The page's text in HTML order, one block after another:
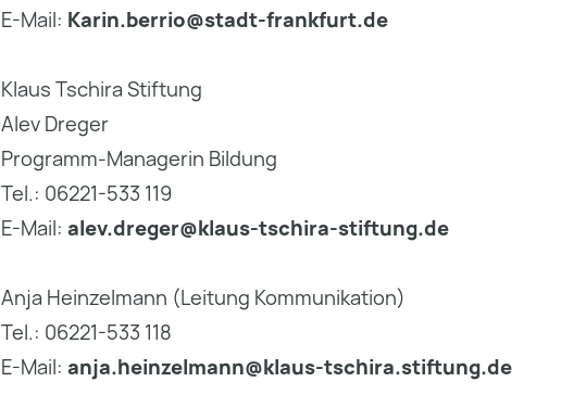
E-Mail: Karin.berrio@stadt-frankfurt.de
Klaus Tschira Stiftung
Alev Dreger
Programm-Managerin Bildung
Tel.: 06221-533 119
E-Mail: alev.dreger@klaus-tschira-stiftung.de
Anja Heinzelmann (Leitung Kommunikation)
Tel.: 06221-533 118
E-Mail: anja.heinzelmann@klaus-tschira.stiftung.de